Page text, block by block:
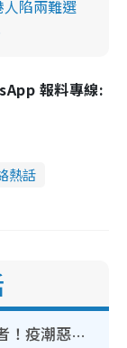
陷兩難選
報料專線:
熱話
奪命寄生蟲｜食生菜狂瀉首現死者！疫潮惡化錄1.8萬宗病例 揭洗菜3大謬誤